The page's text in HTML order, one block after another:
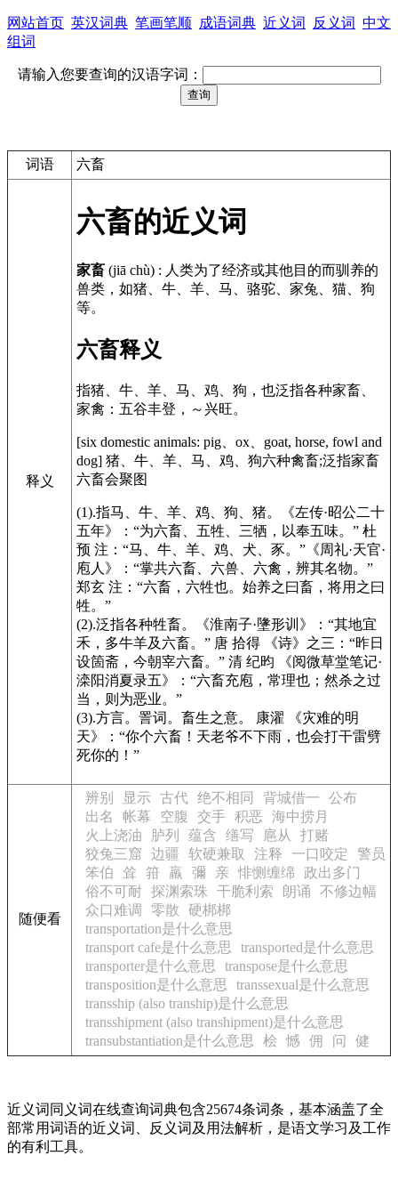
网站首页 英汉词典 笔画笔顺 成语词典 近义词 反义词 中文
组词
请输入您要查询的汉语字词：
词语 六畜
释义
六畜的近义词
家畜 (jiā chù) : 人类为了经济或其他目的而驯养的
兽类，如猪、牛、羊、马、骆驼、家兔、猫、狗
等。
六畜释义
指猪、牛、羊、马、鸡、狗，也泛指各种家畜、
家禽：五谷丰登，～兴旺。
[six domestic animals: pig、ox、goat, horse, fowl and
dog] 猪、牛、羊、马、鸡、狗六种禽畜;泛指家畜
六畜会聚图
(1).指马、牛、羊、鸡、狗、猪。
《左传·昭公二十
五年》
：“为六畜、五牲、三牺，以奉五味。” 杜
预 注：“马、牛、羊、鸡、犬、豕。” 《周礼·天官·
庖人》
：“掌共六畜、六兽、六禽，辨其名物。”
郑玄 注：“六畜，六牲也。始养之曰畜，将用之曰
牲。”
(2).泛指各种牲畜。
《淮南子·墬形训》
：“其地宜
禾，多牛羊及六畜。” 唐 拾得
《诗》 之三：“昨日
设箇斋，今朝宰六畜。” 清 纪昀
《阅微草堂笔记·
滦阳消夏录五》
：“六畜充庖，常理也；然杀之过
当，则为恶业。”
(3).方言。詈词。畜生之意。 康濯
《灾难的明
天》
：“你个六畜！天老爷不下雨，也会打干雷劈
死你的！”
随便看
辨别 显示 古代 绝不相同 背城借一
公布
出名
帐幕 空腹 交手 积恶 海中捞月
火上浇油
胪列 蕴含 缮写 扈从
打赌
狡兔三窟
边疆 软硬兼取 注释 一口咬定
警员
笨伯
耸 箝 羸 彌 亲 悱恻缠绵
政出多门
俗不可耐
探渊索珠 干脆利索 朗诵
不修边幅
众口难调
零散
硬梆梆
transportation是什么意思
transport cafe是什么意思
transported是什么意思
transporter是什么意思
transpose是什么意思
transposition是什么意思
transsexual是什么意思
transship (also tranship)是什么意思
transshipment (also transhipment)是什么意思
transubstantiation是什么意思
桧 憾 佣 问 健
近义词同义词在线查询词典包含25674条词条，基本涵盖了全
部常用词语的近义词、反义词及用法解析，是语文学习及工作
的有利工具。